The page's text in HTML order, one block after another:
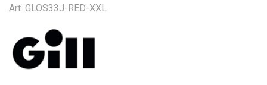
Art. GLOS33J-RED-XXL